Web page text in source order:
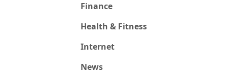
Finance
Health & Fitness
Internet
News